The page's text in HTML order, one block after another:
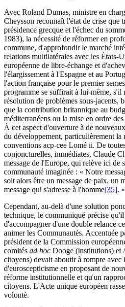
Avec Roland Dumas, ministre en
Cheysson reconnaît l'état de crise que
présidence grecque et l'échec du
1983), la nécessité de réformer en
commune, d'approfondir le marché
relations multilatérales avec les États-
européenne de libre-échange et
l'élargissement à l'Espagne et au
l'action française pour le premier
programme se suffirait à lui-même, s'il
résolution de problèmes sous-jacents,
que la contribution britannique au
méditerranéens ou la mise en ordre
À cet aspect d'ouverture à de
du développement, particulièrement la
conventions acp-cee Lomé ii. De
conjoncturelles, immédiates, Claude
message de l'Europe, qui relève ici de
communauté imaginée : « Notre
soit alors être un message de paix, un
message qui s'adresse à l'homme[35]. »
Cependant, au-delà d'une solution
technique, le communiqué précise qu'il
d'accompagner d'une double relance
animer les Communautés. Accentuée
président de la Commission
comités ad hoc Dooge (institutions) et
citoyens) devait aboutir à rompre avec
d'euroscepticisme en proposant de
réforme institutionnelle et qu'un
citoyens. L'Acte unique européen
volonté.